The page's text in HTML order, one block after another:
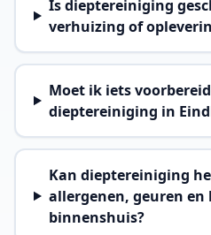
Is dieptereiniging
verhuizing of
Moet ik iets
dieptereiniging in
Kan dieptereiniging
allergenen, geuren
binnenshuis?